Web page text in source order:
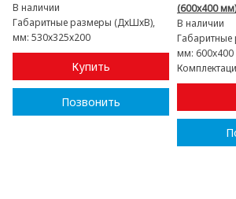
В наличии
Габаритные размеры (ДхШхВ),
мм:530х325х200
Купить
Позвонить
(600x400 мм)
В наличии
мм: 600x400